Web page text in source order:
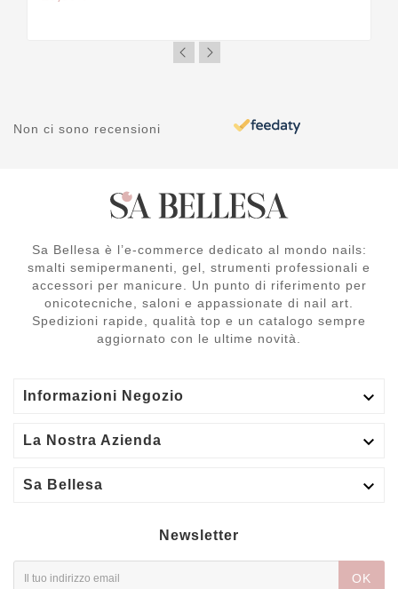
Non ci sono recensioni
Sa Bellesa è l’e-commerce dedicato al mondo nails:
smalti semipermanenti, gel, strumenti professionali e
accessori per manicure. Un punto di riferimento per
onicotecniche, saloni e appassionate di nail art.
Spedizioni rapide, qualità top e un catalogo sempre
aggiornato con le ultime novità.
Informazioni Negozio 
La Nostra Azienda 
Sa Bellesa 
Newsletter
OK